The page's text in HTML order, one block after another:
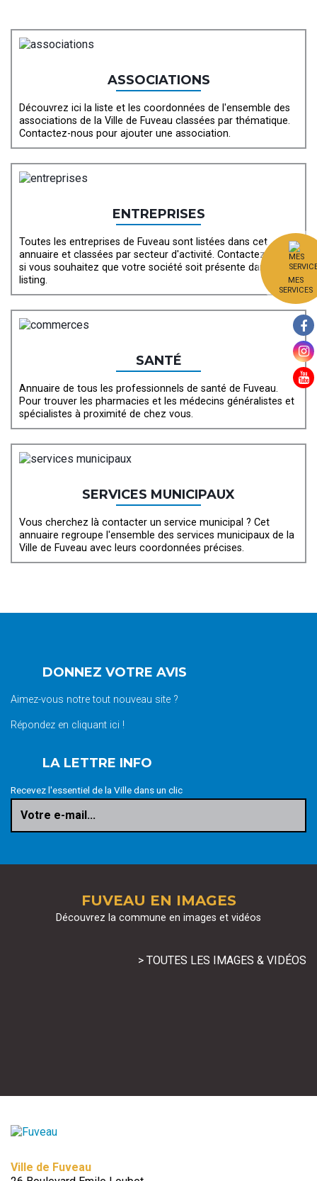
MES
SERVICES
ASSOCIATIONS
Découvrez ici la liste et les coordonnées de l'ensemble des
associations de la Ville de Fuveau classées par thématique.
Contactez-nous pour ajouter une association.
ENTREPRISES
Toutes les entreprises de Fuveau sont listées dans cet
annuaire et classées par secteur d'activité. Contactez-nous
si vous souhaitez que votre société soit présente dans ce
listing.
SANTÉ
Annuaire de tous les professionnels de santé de Fuveau.
Pour trouver les pharmacies et les médecins généralistes et
spécialistes à proximité de chez vous.
SERVICES MUNICIPAUX
Vous cherchez là contacter un service municipal ? Cet
annuaire regroupe l'ensemble des services municipaux de la
Ville de Fuveau avec leurs coordonnées précises.
DONNEZ VOTRE AVIS
Aimez-vous notre tout nouveau site ?
Répondez en cliquant ici !
LA LETTRE INFO
Recevez l'essentiel de la Ville dans un clic
Votre e-mail...
FUVEAU EN IMAGES
Découvrez la commune en images et vidéos
> TOUTES LES IMAGES & VIDÉOS
Ville de Fuveau